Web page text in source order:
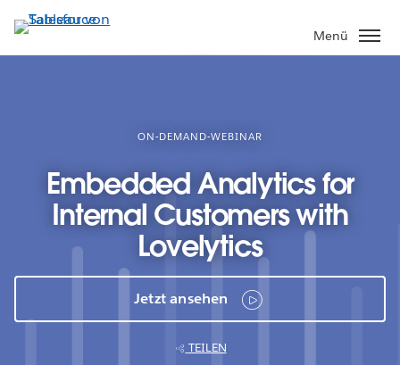
Direkt
zum
Inhalt
Menü
ON-DEMAND-WEBINAR
Embedded Analytics for
Internal Customers with
Lovelytics
Jetzt ansehen
TEILEN